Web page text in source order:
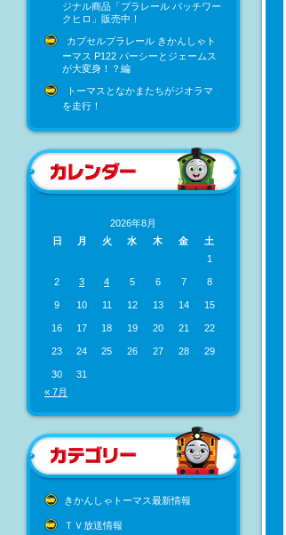
ジナル商品「プラレール パッチワー
クヒロ」販売中！
カプセルプラレール きかんしゃト
ーマス P122 パーシーとジェームス
が大変身！？編
トーマスとなかまたちがジオラマ
を走行！
2026年8月
日
月 火 水 木 金
土
1
2 3 4 5 6 7 8
9 10 11 12 13 14 15
16 17 18 19 20 21 22
23 24 25 26 27 28 29
30
31
« 7月
きかんしゃトーマス最新情報
ＴＶ放送情報